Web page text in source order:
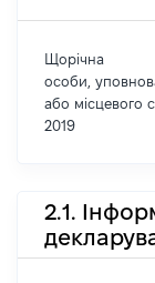
Щорічна
особи,
або місцевого
2019
2.1.